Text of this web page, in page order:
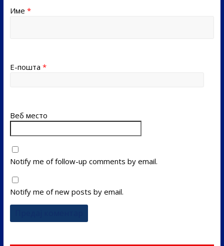
Име *
Е-пошта *
Веб место
Notify me of follow-up comments by email.
Notify me of new posts by email.